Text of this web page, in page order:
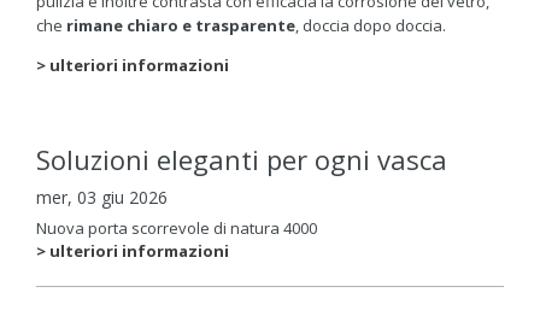
che rimane chiaro e trasparente, doccia dopo doccia.
> ulteriori informazioni
Soluzioni eleganti per ogni vasca
mer, 03 giu 2026
Nuova porta scorrevole di natura 4000
> ulteriori informazioni